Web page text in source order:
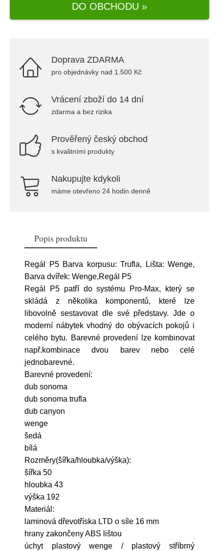
DO OBCHODU »
Doprava ZDARMA
pro objednávky nad 1.500 Kč
Vrácení zboží do 14 dní
zdarma a bez rizika
Prověřený český obchod
s kvalitními produkty
Nakupujte kdykoli
máme otevřeno 24 hodin denně
Popis produktu
Regál P5 Barva korpusu: Trufla, Lišta: Wenge,
Barva dvířek: Wenge,Regál P5
Regál P5 patří do systému Pro-Max, který se
skládá z několika komponentů, které lze
libovolně sestavovat dle své představy. Jde o
moderní nábytek vhodný do obývacích pokojů i
celého bytu. Barevné provedení lze kombinovat
např.kombinace dvou barev nebo celé
jednobarevné.
Barevné provedení:
dub sonoma
dub sonoma trufla
dub canyon
wenge
šedá
bílá
Rozměry(šířka/hloubka/výška):
šířka 50
hloubka 43
výška 192
Materiál:
laminová dřevotříska LTD o síle 16 mm
hrany zakončeny ABS lištou
úchyt plastový wenge / plastový stříbrný